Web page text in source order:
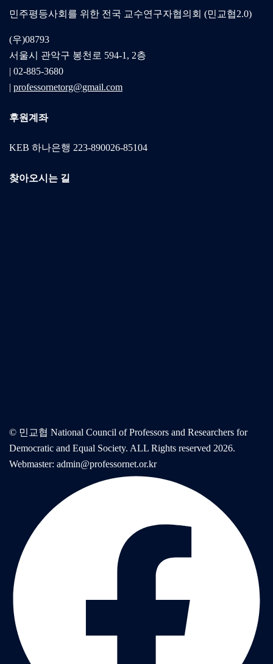
민주평등사회를 위한 전국 교수연구자협의회 (민교협2.0)
(우)08793
서울시 관악구 봉천로 594-1, 2층
| 02-885-3680
| professornetorg@gmail.com
후원계좌
KEB 하나은행 223-890026-85104
찾아오시는 길
© 민교협 National Council of Professors and Researchers for
Democratic and Equal Society. ALL Rights reserved 2026.
Webmaster: admin@professornet.or.kr